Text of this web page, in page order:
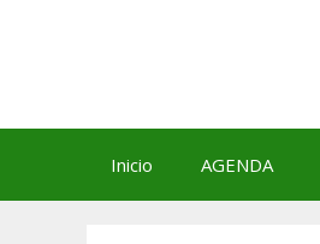
Inicio AGENDA